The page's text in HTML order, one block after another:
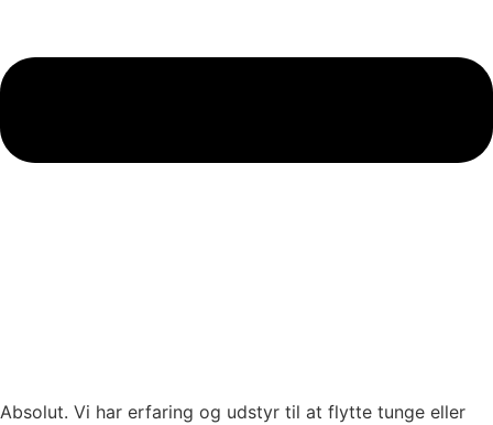
Absolut. Vi har erfaring og udstyr til at flytte tunge eller